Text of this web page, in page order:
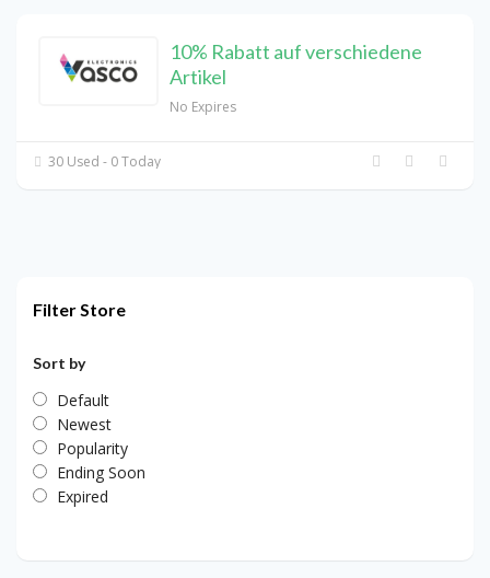
10% Rabatt auf verschiedene
Artikel
No Expires
30 Used - 0 Today
Filter Store
Sort by
Default
Newest
Popularity
Ending Soon
Expired